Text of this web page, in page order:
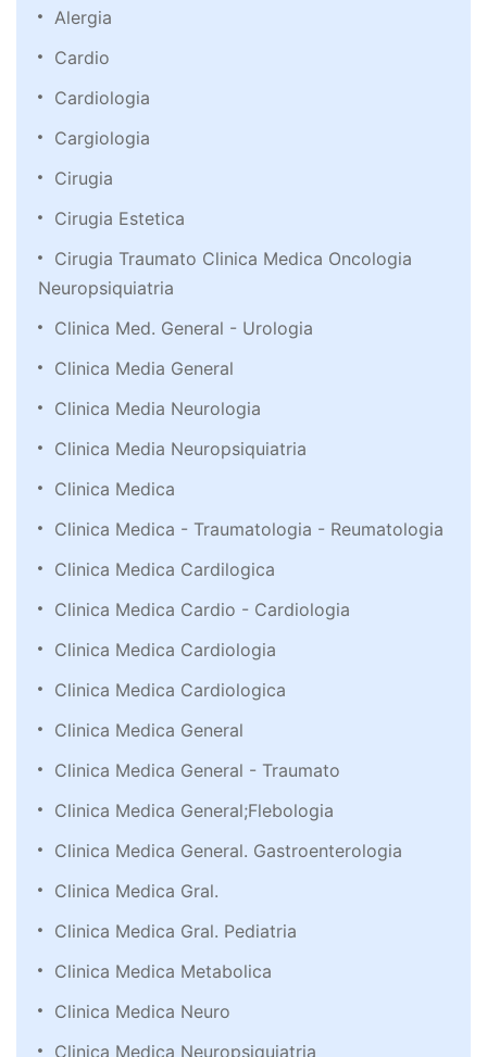
Alergia
Cardio
Cardiologia
Cargiologia
Cirugia
Cirugia Estetica
Cirugia Traumato Clinica Medica Oncologia
Neuropsiquiatria
Clinica Med. General - Urologia
Clinica Media General
Clinica Media Neurologia
Clinica Media Neuropsiquiatria
Clinica Medica
Clinica Medica - Traumatologia - Reumatologia
Clinica Medica Cardilogica
Clinica Medica Cardio - Cardiologia
Clinica Medica Cardiologia
Clinica Medica Cardiologica
Clinica Medica General
Clinica Medica General - Traumato
Clinica Medica General;Flebologia
Clinica Medica General. Gastroenterologia
Clinica Medica Gral.
Clinica Medica Gral. Pediatria
Clinica Medica Metabolica
Clinica Medica Neuro
Clinica Medica Neuropsiquiatria